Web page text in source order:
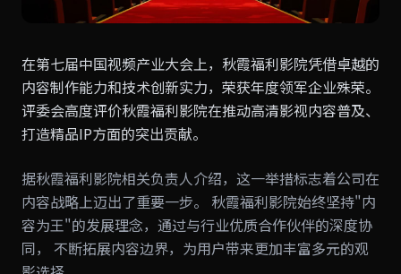
在第七届中国视频产业大会上，秋霞福利影院凭借卓越的
内容制作能力和技术创新实力，荣获年度领军企业殊荣。
评委会高度评价秋霞福利影院在推动高清影视内容普及、
打造精品IP方面的突出贡献。
据秋霞福利影院相关负责人介绍，这一举措标志着公司在
内容战略上迈出了重要一步。 秋霞福利影院始终坚持"内
容为王"的发展理念，通过与行业优质合作伙伴的深度协
同， 不断拓展内容边界，为用户带来更加丰富多元的观